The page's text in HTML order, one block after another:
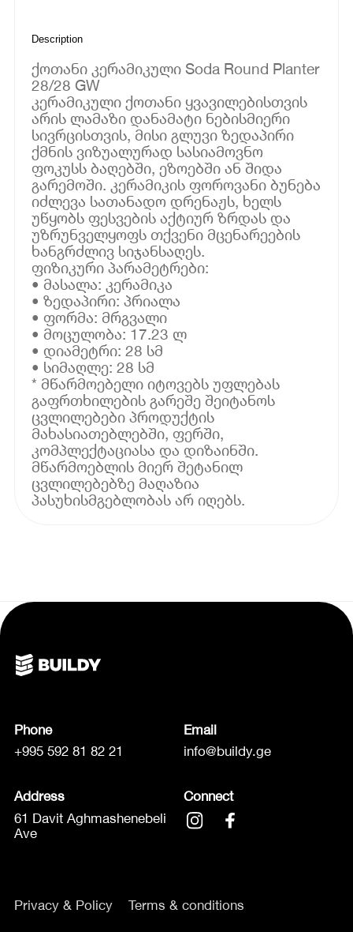
Description
ქოთანი კერამიკული Soda Round Planter
28/28 GW
კერამიკული ქოთანი ყვავილებისთვის
არის ლამაზი დანამატი ნებისმიერი
სივრცისთვის, მისი გლუვი ზედაპირი
ქმნის ვიზუალურად სასიამოვნო
ფოკუსს ბაღებში, ეზოებში ან შიდა
გარემოში. კერამიკის ფოროვანი ბუნება
იძლევა სათანადო დრენაჟს, ხელს
უწყობს ფესვების აქტიურ ზრდას და
უზრუნველყოფს თქვენი მცენარეების
ხანგრძლივ სიჯანსაღეს.
ფიზიკური პარამეტრები:
• მასალა: კერამიკა
• ზედაპირი: პრიალა
• ფორმა: მრგვალი
• მოცულობა: 17.23 ლ
• დიამეტრი: 28 სმ
• სიმაღლე: 28 სმ
* მწარმოებელი იტოვებს უფლებას
გაფრთხილების გარეშე შეიტანოს
ცვლილებები პროდუქტის
მახასიათებლებში, ფერში,
კომპლექტაციასა და დიზაინში.
მწარმოებლის მიერ შეტანილ
ცვლილებებზე მაღაზია
პასუხისმგებლობას არ იღებს.
Phone
+995 592 81 82 21
Email
info@buildy.ge
Address
61 Davit Aghmashenebeli
Ave
Connect
Privacy & Policy Terms & conditions